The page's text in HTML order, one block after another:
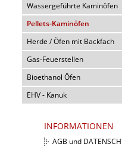
Wassergeführte Kaminöfen
Pellets-Kaminöfen
Herde / Öfen mit Backfach
Gas-Feuerstellen
Bioethanol Öfen
EHV - Kanuk
INFORMATIONEN
AGB und